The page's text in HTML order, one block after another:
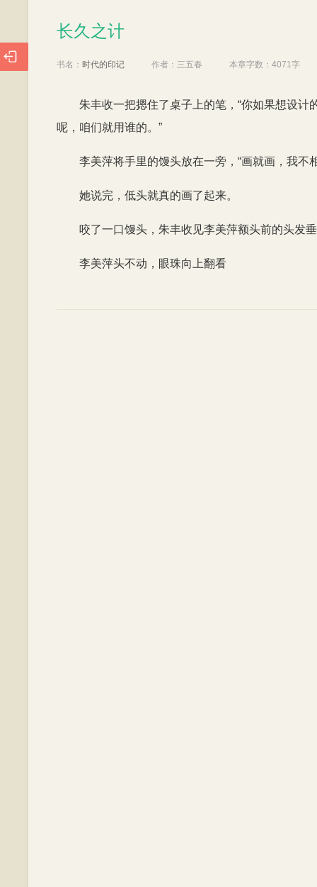
长久之计
书名： 时代的印记 作者： 三五春 本章字数： 4071字
朱丰收一把摁住了桌子上的笔，“你如果想设
呢，咱们就用谁的。”
李美萍将手里的馒头放在一旁，“画就画，我不
她说完，低头就真的画了起来。
咬了一口馒头，朱丰收见李美萍额头前的头发
李美萍头不动，眼珠向上翻看
